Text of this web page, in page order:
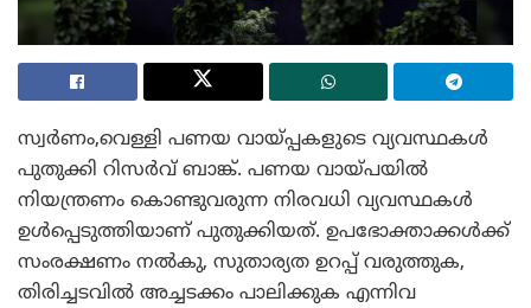
സ്വർണം,വെള്ളി പണയ വായ്പ്പകളുടെ വ്യവസ്ഥകൾ
പുതുക്കി റിസർവ് ബാങ്ക്. പണയ വായ്പയിൽ
നിയന്ത്രണം കൊണ്ടുവരുന്ന നിരവധി വ്യവസ്ഥകൾ
ഉൾപ്പെടുത്തിയാണ് പുതുക്കിയത്. ഉപഭോക്താക്കൾക്ക്
സംരക്ഷണം നൽകു, സുതാര്യത ഉറപ്പ് വരുത്തുക,
തിരിച്ചടവിൽ അച്ചടക്കം പാലിക്കുക എന്നിവ